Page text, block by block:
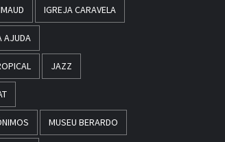
IGREJA CARAVELA
AJUDA
JAZZ
MUSEU BERARDO